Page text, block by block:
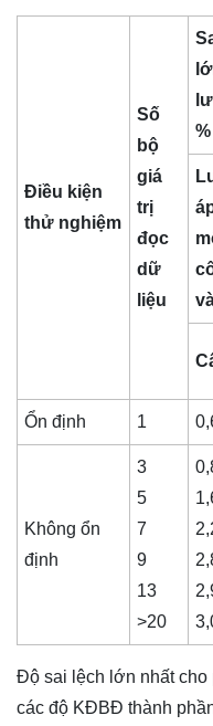
Điều kiện
thử nghiệm
Số
bộ
giá
trị
đọc
dữ
liệu
%
Ổn định 1
Không ổn
định
3
5
7
9
13
>20
Độ sai lệch lớn nhất cho
các độ KĐBĐ thành